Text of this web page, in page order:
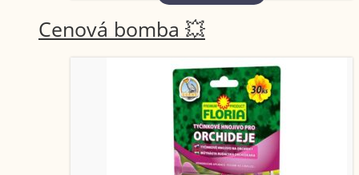
Cenová bomba 💥